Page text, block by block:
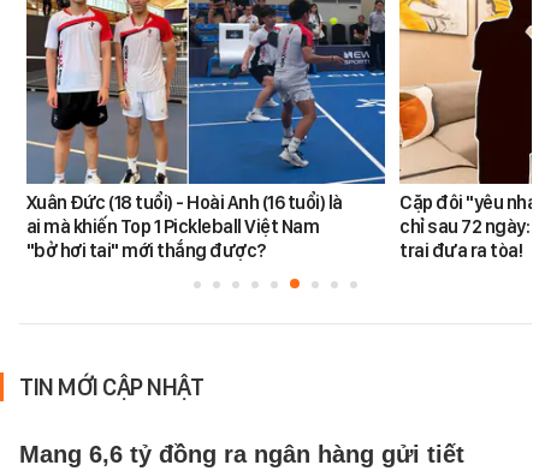
Xuân Đức (18 tuổi) - Hoài Anh (16 tuổi) là
ai mà khiến Top 1 Pickleball Việt Nam
"bở hơi tai" mới thắng được?
Cặp đôi "yêu
chỉ sau 72 ngày:
trai đưa ra tòa!
TIN MỚI CẬP NHẬT
Mang 6,6 tỷ đồng ra ngân hàng gửi tiết